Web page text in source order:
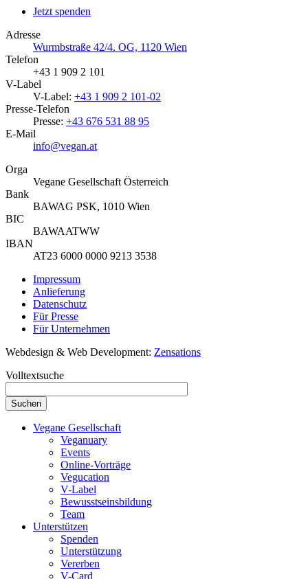
Jetzt spenden
Adresse
Wurmbstraße 42/4. OG, 1120 Wien
Telefon
+43 1 909 2 101
V-Label
V-Label: +43 1 909 2 101-02
Presse-Telefon
Presse: +43 676 531 88 95
E-Mail
info@vegan.at
Orga
Vegane Gesellschaft Österreich
Bank
BAWAG PSK, 1010 Wien
BIC
BAWAATWW
IBAN
AT23 6000 0000 9213 3538
Impressum
Anlieferung
Datenschutz
Für Presse
Für Unternehmen
Webdesign & Web Development: Zensations
Volltextsuche
Vegane Gesellschaft
Veganuary
Events
Online-Vorträge
Vegucation
V-Label
Bewusstseinsbildung
Team
Unterstützen
Spenden
Unterstützung
Vererben
V-Card